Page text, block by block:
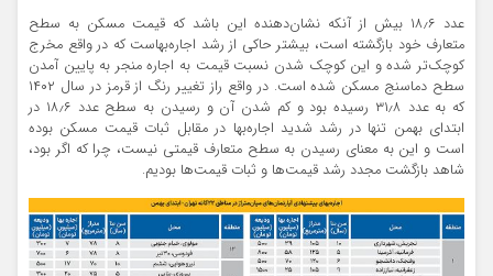
عدد ۱۸٫۶ بیش از آنکه نشان‌‌‌دهنده این باشد که قیمت مسکن به سطح
متعارف خود بازگشته است، بیشتر حاکی از رشد اجاره‌‌‌بهاست که در واقع مخرج
کوچک‌تر شده و این کوچک شدن نسبت قیمت به اجاره منجر به پایین آمدن
سطح دماسنج مسکن شده است. در واقع راز تغییر رنگ از قرمز در سال ۱۴۰۲
که به عدد ۳۱٫۸ رسیده بود و کم شدن آن و رسیدن به سطح عدد ۱۸٫۶ در
ابتدای بهمن تنها در رشد شدید اجاره‌‌‌بها در مقابل ثبات قیمت مسکن بوده
است و این به معنای رسیدن به سطح متعارف قیمتی نیست، چرا که اگر بود،
شاهد بازگشت مجدد رشد قیمت‌ها و ثبات قیمت‌ها بودیم.